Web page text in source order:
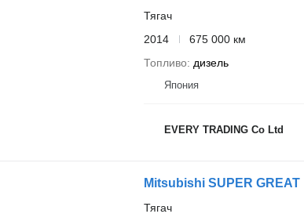
Тягач
2014
675 000 км
Топливо
дизель
Япония
EVERY TRADING Co Ltd
Mitsubishi SUPER GREAT
Тягач